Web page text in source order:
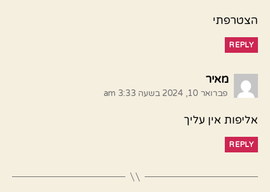
הצטרפתי
REPLY
מאיראומר:
פברואר 10, 2024 בשעה 3:33 am
אליפות אין עליך
REPLY